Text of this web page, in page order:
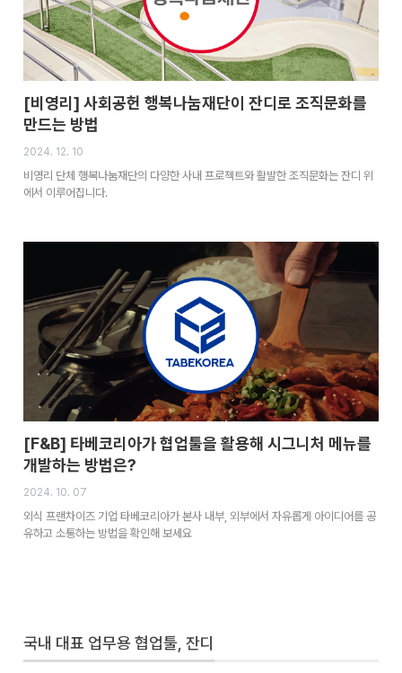
[비영리] 사회공헌 행복나눔재단이 잔디로 조직문화를
만드는 방법
2024. 12. 10
비영리 단체 행복나눔재단의 다양한 사내 프로젝트와 활발한 조직문화는 잔디 위
에서 이루어집니다.
[F&B] 타베코리아가 협업툴을 활용해 시그니처 메뉴를
개발하는 방법은?
2024. 10. 07
외식 프랜차이즈 기업 타베코리아가 본사 내부, 외부에서 자유롭게 아이디어를 공
유하고 소통하는 방법을 확인해 보세요
국내 대표 업무용 협업툴, 잔디